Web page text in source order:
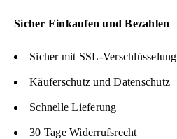
Sicher Einkaufen und Bezahlen
Sicher mit SSL-Verschlüsselung
Käuferschutz und Datenschutz
Schnelle Lieferung
30 Tage Widerrufsrecht